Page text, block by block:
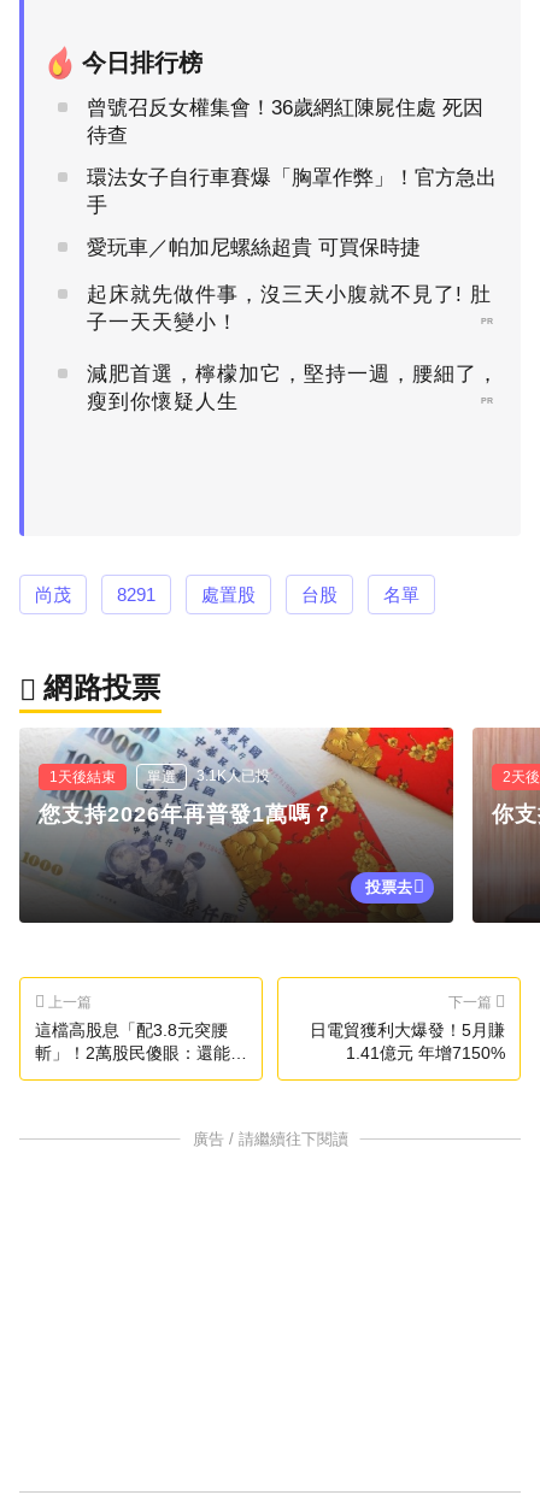
今日排行榜
曾號召反女權集會！36歲網紅陳屍住處 死因
待查
環法女子自行車賽爆「胸罩作弊」！官方急出
手
愛玩車／帕加尼螺絲超貴 可買保時捷
起床就先做件事，沒三天小腹就不見了! 肚
子一天天變小！
PR
減肥首選，檸檬加它，堅持一週，腰細了，
瘦到你懷疑人生
PR
尚茂 8291 處置股 台股 名單
網路投票
1天後結束 單選 3.1K人已投
您支持2026年再普發1萬嗎？
投票去
2天
你
上一篇
這檔高股息「配3.8元突腰
斬」！2萬股民傻眼：還能這
樣玩
下一篇
日電貿獲利大爆發！5月賺
1.41億元 年增7150%
廣告 / 請繼續往下閱讀